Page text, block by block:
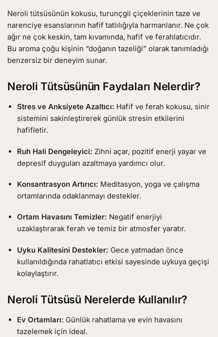
Neroli tütsüsünün kokusu, turunçgil çiçeklerinin taze ve
narenciye esanslarının hafif tatlılığıyla harmanlanır. Ne çok
ağır ne çok keskin, tam kıvamında, hafif ve ferahlatıcıdır.
Bu aroma çoğu kişinin “doğanın tazeliği” olarak tanımladığı
benzersiz bir deneyim sunar.
Neroli Tütsüsünün Faydaları Nelerdir?
Stres ve Anksiyete Azaltıcı: Hafif ve ferah kokusu, sinir
sistemini sakinleştirerek günlük stresin etkilerini
hafifletir.
Ruh Hali Dengeleyici: Zihni açar, pozitif enerji yayar ve
depresif duyguları azaltmaya yardımcı olur.
Konsantrasyon Artırıcı: Meditasyon, yoga ve çalışma
ortamlarında odaklanmayı destekler.
Ortam Havasını Temizler: Negatif enerjiyi
uzaklaştırarak ferah ve temiz bir atmosfer yaratır.
Uyku Kalitesini Destekler: Gece yatmadan önce
kullanıldığında rahatlatıcı etkisi sayesinde uykuya geçişi
kolaylaştırır.
Neroli Tütsüsü Nerelerde Kullanılır?
Ev Ortamları: Günlük rahatlama ve evin havasını
tazelemek için ideal.